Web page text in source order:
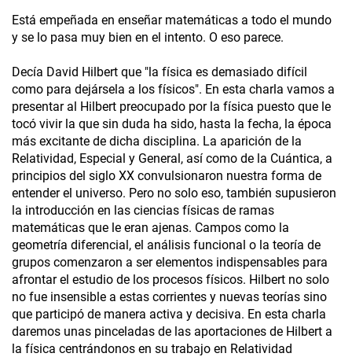
Está empeñada en enseñar matemáticas a todo el mundo
y se lo pasa muy bien en el intento. O eso parece.
Decía David Hilbert que "la física es demasiado difícil
como para dejársela a los físicos". En esta charla vamos a
presentar al Hilbert preocupado por la física puesto que le
tocó vivir la que sin duda ha sido, hasta la fecha, la época
más excitante de dicha disciplina. La aparición de la
Relatividad, Especial y General, así como de la Cuántica, a
principios del siglo XX convulsionaron nuestra forma de
entender el universo. Pero no solo eso, también supusieron
la introducción en las ciencias físicas de ramas
matemáticas que le eran ajenas. Campos como la
geometría diferencial, el análisis funcional o la teoría de
grupos comenzaron a ser elementos indispensables para
afrontar el estudio de los procesos físicos. Hilbert no solo
no fue insensible a estas corrientes y nuevas teorías sino
que participó de manera activa y decisiva. En esta charla
daremos unas pinceladas de las aportaciones de Hilbert a
la física centrándonos en su trabajo en Relatividad